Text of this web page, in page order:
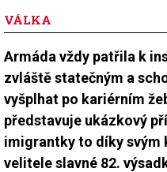
VÁLKA
Armáda vždy patřila k
zvláště statečným a
vyšplhat po kariérním
představuje ukázkový
imigrantky to díky svým
velitele slavné 82.